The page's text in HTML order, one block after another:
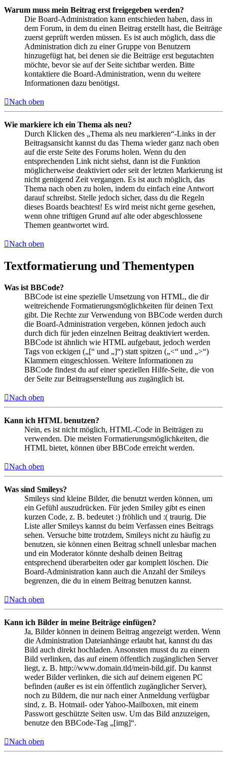
Warum muss mein Beitrag erst freigegeben werden?
Die Board-Administration kann entschieden haben, dass in
dem Forum, in dem du einen Beitrag erstellt hast, die Beiträge
zuerst geprüft werden müssen. Es ist auch möglich, dass die
Administration dich zu einer Gruppe von Benutzern
hinzugefügt hat, bei denen sie die Beiträge erst begutachten
möchte, bevor sie auf der Seite sichtbar werden. Bitte
kontaktiere die Board-Administration, wenn du weitere
Informationen dazu benötigst.
Nach oben
Wie markiere ich ein Thema als neu?
Durch Klicken des „Thema als neu markieren“-Links in der
Beitragsansicht kannst du das Thema wieder ganz nach oben
auf die erste Seite des Forums holen. Wenn du den
entsprechenden Link nicht siehst, dann ist die Funktion
möglicherweise deaktiviert oder seit der letzten Markierung ist
nicht genügend Zeit vergangen. Es ist auch möglich, das
Thema nach oben zu holen, indem du einfach eine Antwort
darauf schreibst. Stelle jedoch sicher, dass du die Regeln
dieses Boards beachtest! Es wird meist nicht gerne gesehen,
wenn ohne triftigen Grund auf alte oder abgeschlossene
Themen geantwortet wird.
Nach oben
Textformatierung und Thementypen
Was ist BBCode?
BBCode ist eine spezielle Umsetzung von HTML, die dir
weitreichende Formatierungsmöglichkeiten für deinen Text
gibt. Die Rechte zur Verwendung von BBCode werden durch
die Board-Administration vergeben, können jedoch auch
durch dich für jeden einzelnen Beitrag deaktiviert werden.
BBCode ist ähnlich wie HTML aufgebaut, jedoch werden
Tags von eckigen („[“ und „]“) statt spitzen („<“ und „>“)
Klammern eingeschlossen. Weitere Informationen zu
BBCode findest du auf einer speziellen Hilfe-Seite, die von
der Seite zur Beitragserstellung aus zugänglich ist.
Nach oben
Kann ich HTML benutzen?
Nein, es ist nicht möglich, HTML-Code in Beiträgen zu
verwenden. Die meisten Formatierungsmöglichkeiten, die
HTML bietet, können über BBCode erreicht werden.
Nach oben
Was sind Smileys?
Smileys sind kleine Bilder, die benutzt werden können, um
ein Gefühl auszudrücken. Für jeden Smiley gibt es einen
kurzen Code, z. B. bedeutet :) fröhlich und :( traurig. Die
Liste aller Smileys kannst du beim Verfassen eines Beitrags
sehen. Versuche bitte trotzdem, Smileys nicht zu häufig zu
benutzen, sie können einen Beitrag schnell unlesbar machen
und ein Moderator könnte deshalb deinen Beitrag
entsprechend überarbeiten oder gar komplett löschen. Die
Board-Administration kann auch die Anzahl der Smileys
begrenzen, die du in einem Beitrag benutzen kannst.
Nach oben
Kann ich Bilder in meine Beiträge einfügen?
Ja, Bilder können in deinem Beitrag angezeigt werden. Wenn
die Administration Dateianhänge erlaubt hat, kannst du das
Bild auch direkt hochladen. Ansonsten musst du zu einem
Bild verlinken, das auf einem öffentlich zugänglichen Server
liegt, z. B. http://www.domain.tld/mein-bild.gif. Du kannst
weder Bilder verlinken, die sich auf deinem eigenen PC
befinden (außer es ist ein öffentlich zugänglicher Server),
noch zu Bildern, die nur nach einer Anmeldung verfügbar
sind, z. B. Hotmail- oder Yahoo-Mailboxen, mit einem
Passwort geschützte Seiten usw. Um das Bild anzuzeigen,
benutze den BBCode-Tag „[img]“.
Nach oben